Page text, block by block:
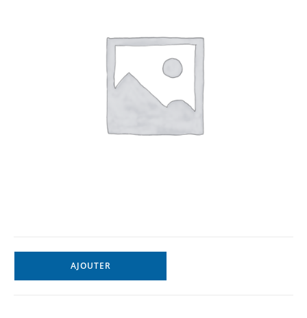
AJOUTER